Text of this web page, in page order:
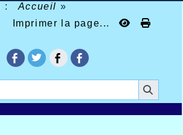
: Accueil »
Imprimer la page...